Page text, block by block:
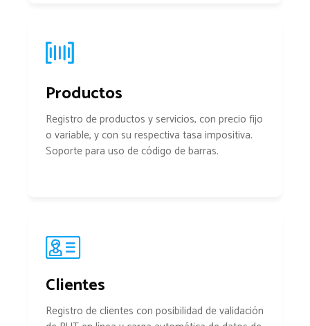
Productos
Registro de productos y servicios, con precio fijo
o variable, y con su respectiva tasa impositiva.
Soporte para uso de código de barras.
Clientes
Registro de clientes con posibilidad de validación